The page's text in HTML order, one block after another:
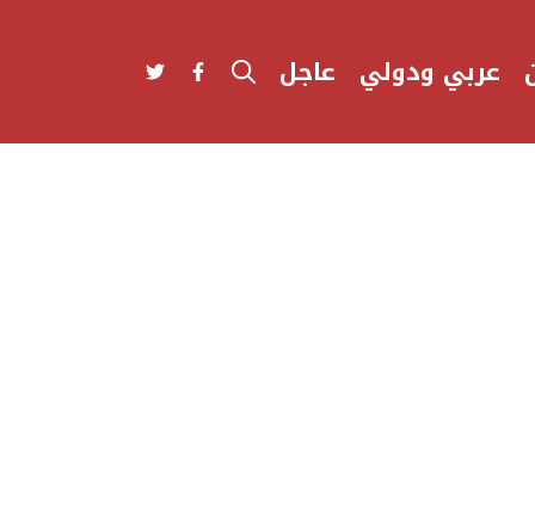
عربي ودولي عاجل